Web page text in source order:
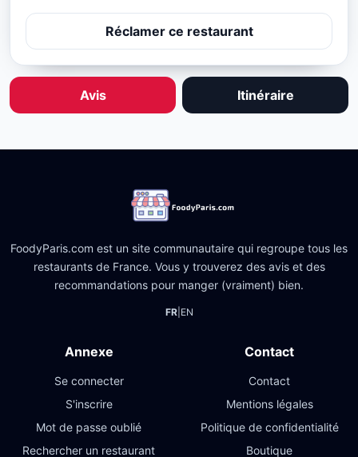
Réclamer ce restaurant
Avis Itinéraire
FoodyParis.com est un site communautaire qui regroupe tous les
restaurants de France. Vous y trouverez des avis et des
recommandations pour manger (vraiment) bien.
FR| EN
Annexe
Se connecter
S'inscrire
Mot de passe oublié
Rechercher un restaurant
Contact
Contact
Mentions légales
Politique de confidentialité
Boutique